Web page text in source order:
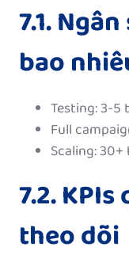
7.1.
bao
Testing: 3-
Full
Scaling:
7.2.
theo dõi